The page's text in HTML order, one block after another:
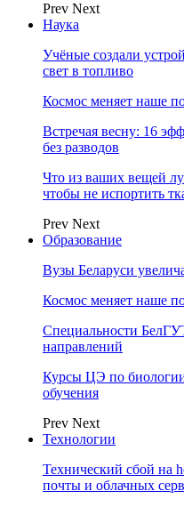
Prev Next
Наука
Учёные создали
свет в топливо
Космос меняет наше
Встречая весну: 16
без разводов
Что из ваших вещей
чтобы не испортить
Prev Next
Образование
Вузы Беларуси
Космос меняет наше
Специальности
направлений
Курсы ЦЭ по
обучения
Prev Next
Технологии
Технический сбой на
почты и облачных